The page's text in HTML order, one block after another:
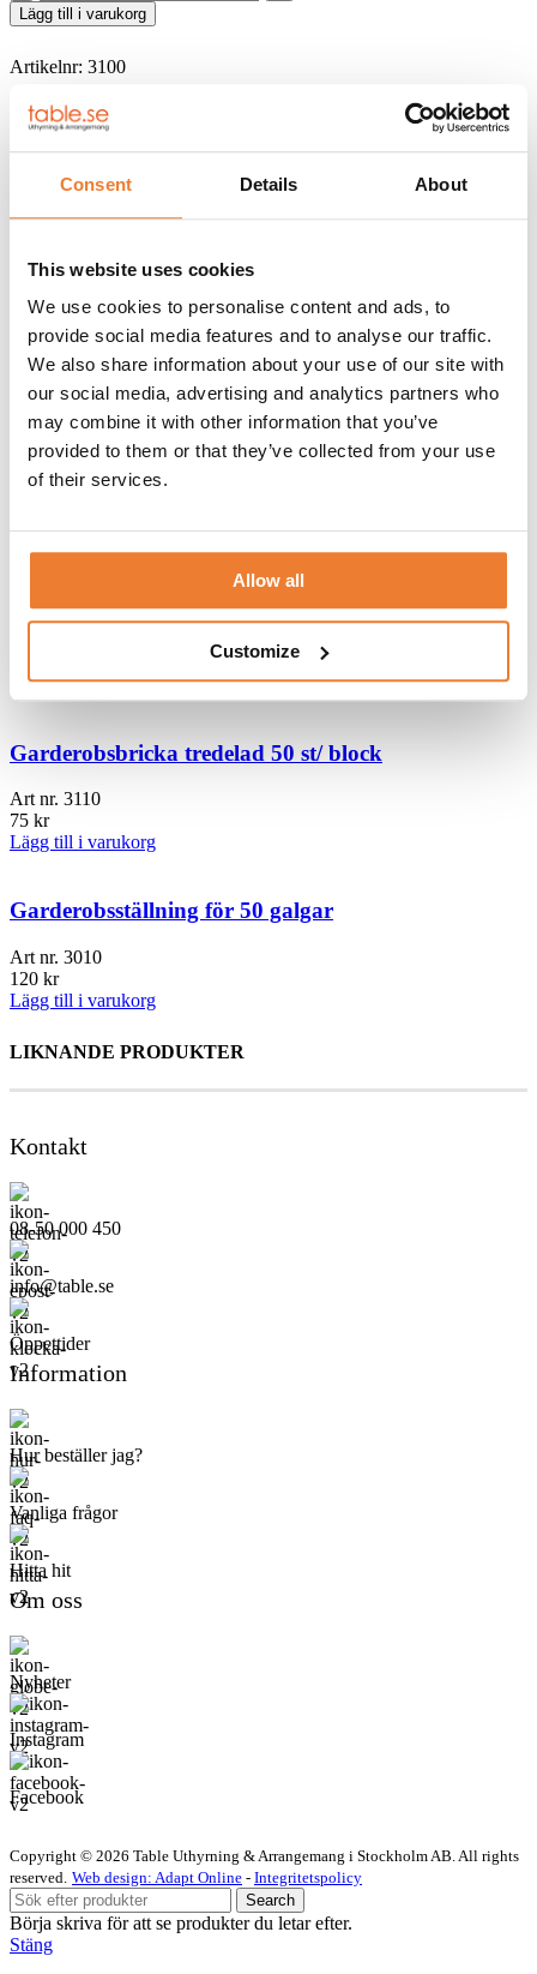
Consent Details About
This website uses cookies
We use cookies to personalise content and ads, to
provide social media features and to analyse our traffic.
We also share information about your use of our site with
our social media, advertising and analytics partners who
may combine it with other information that you’ve
provided to them or that they’ve collected from your use
of their services.
Allow all
Customize
mängd
Lägg till i varukorg
Artikelnr: 3100
BESKRIVNING
HYRESVILLKOR
KUNDTJÄNST
Klädgalge i trä som passar till garderobsställning
art. nr. 3010
Galgarna levereras i lådor om 50 st.
Klicka på
denna länk
för information om våra hyresvillkor eller
ladda ner pdfen
Telefon:08-50 000 450(tryck 1 i växelmenyn)
info@table.se
Öppettider: Måndag – fredag 08.00 – 17.00
RELATERADE PRODUKTER
Garderobsställning för 200 galgar
Art nr.3020
Garderobsbricka tredelad 50 st/ block
Art nr. 3110
75 kr
Lägg till i varukorg
Garderobsställning för 50 galgar
Art nr. 3010
120 kr
Lägg till i varukorg
LIKNANDE PRODUKTER
Kontakt
08-50 000 450
info@table.se
Öppettider
Information
Hur beställer jag?
Vanliga frågor
Hitta hit
Om oss
Nyheter
Instagram
Facebook
Copyright © 2026 Table Uthyrning & Arrangemang i Stockholm AB. All rights
reserved​​. Web design: Adapt Online - Integritetspolicy
Search
Börja skriva för att se produkter du letar efter.
Stäng